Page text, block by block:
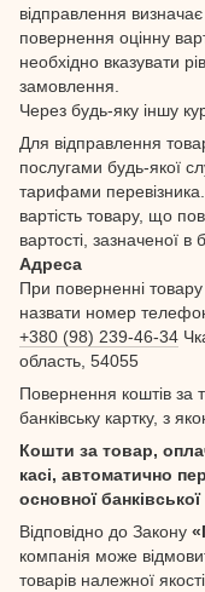
відправлення
повернення оцінну
необхідно вказувати
замовлення.
Через будь-яку іншу
Для відправлення
послугами будь-якої
тарифами
вартість товару, що
вартості, зазначеної в
Адреса
При поверненні
назвати номер
+380 (98) 239-46-34
область, 54055
Повернення коштів за
банківську картку, з
Кошти за товар,
касі, автоматично
основної
Відповідно до Закону
компанія може
товарів належної